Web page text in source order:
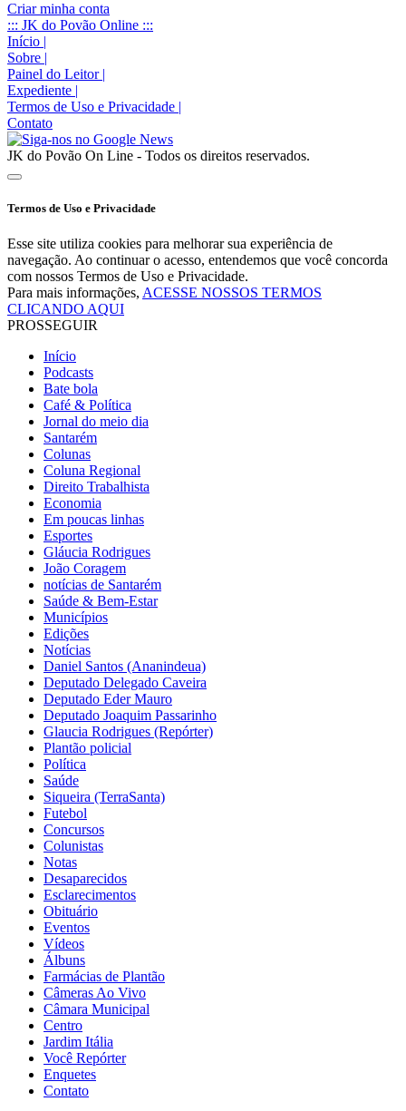
Criar minha conta
::: JK do Povão Online :::
Início |
Sobre |
Painel do Leitor |
Expediente |
Termos de Uso e Privacidade |
Contato
JK do Povão On Line - Todos os direitos reservados.
Termos de Uso e Privacidade
Esse site utiliza cookies para melhorar sua experiência de
navegação. Ao continuar o acesso, entendemos que você concorda
com nossos Termos de Uso e Privacidade.
Para mais informações, ACESSE NOSSOS TERMOS
CLICANDO AQUI
PROSSEGUIR
Início
Podcasts
Bate bola
Café & Política
Jornal do meio dia
Santarém
Colunas
Coluna Regional
Direito Trabalhista
Economia
Em poucas linhas
Esportes
Gláucia Rodrigues
João Coragem
notícias de Santarém
Saúde & Bem-Estar
Municípios
Edições
Notícias
Daniel Santos (Ananindeua)
Deputado Delegado Caveira
Deputado Eder Mauro
Deputado Joaquim Passarinho
Glaucia Rodrigues (Repórter)
Plantão policial
Política
Saúde
Siqueira (TerraSanta)
Futebol
Concursos
Colunistas
Notas
Desaparecidos
Esclarecimentos
Obituário
Eventos
Vídeos
Álbuns
Farmácias de Plantão
Câmeras Ao Vivo
Câmara Municipal
Centro
Jardim Itália
Você Repórter
Enquetes
Contato